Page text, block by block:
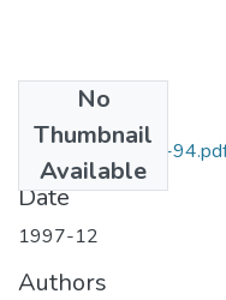
No
Thumbnail
Available
1203-13-185-
Date
1997-12
Authors